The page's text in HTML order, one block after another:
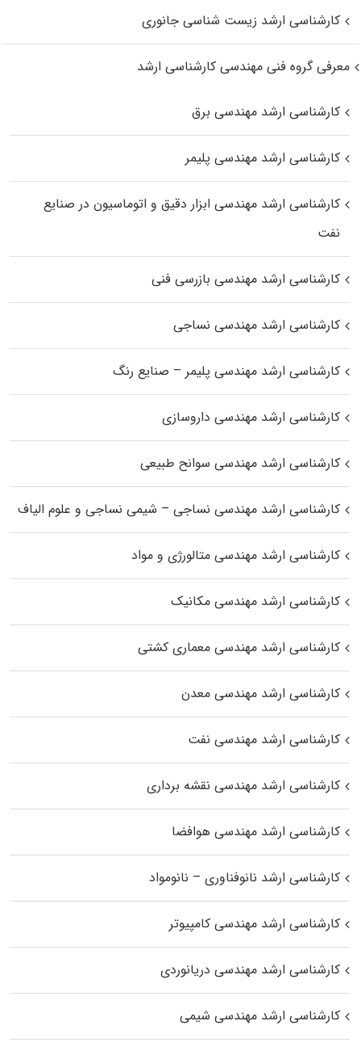
کارشناسی ارشد زیست‌ شناسی جانوری
معرفی گروه فنی مهندسی کارشناسی ارشد
کارشناسی ارشد مهندسی برق
کارشناسی ارشد مهندسی پلیمر
کارشناسی ارشد مهندسی ابزار دقیق و اتوماسیون در صنایع
نفت
کارشناسی ارشد مهندسی بازرسی فنی
کارشناسی ارشد مهندسی نساجی
کارشناسی ارشد مهندسی پلیمر – صنایع رنگ
کارشناسی ارشد مهندسی داروسازی
کارشناسی ارشد مهندسی سوانح طبیعی
کارشناسی ارشد مهندسی نساجی – شیمی نساجی و علوم الیاف
کارشناسی ارشد مهندسی متالورژی و مواد
کارشناسی ارشد مهندسی مکانیک
کارشناسی ارشد مهندسی معماری کشتی
کارشناسی ارشد مهندسی معدن
کارشناسی ارشد مهندسی نفت
کارشناسی ارشد مهندسی نقشه برداری
کارشناسی ارشد مهندسی هوافضا
کارشناسی ارشد نانوفناوری – نانومواد
کارشناسی ارشد مهندسی کامپیوتر
کارشناسی ارشد مهندسی دریانوردی
کارشناسی ارشد مهندسی شیمی